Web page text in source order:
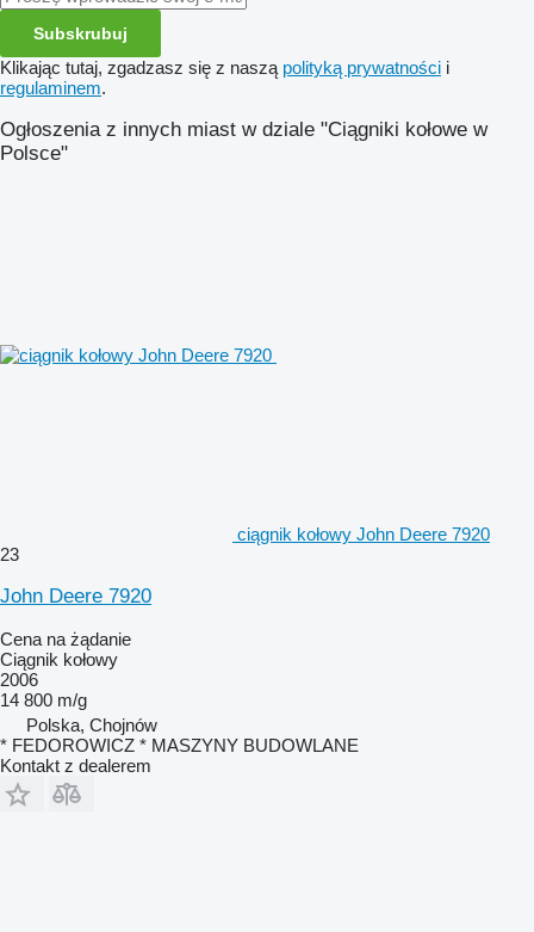
Subskrubuj
Klikając tutaj, zgadzasz się z naszą polityką prywatności i
regulaminem.
Ogłoszenia z innych miast w dziale "Ciągniki kołowe w
Polsce"
ciągnik kołowy John Deere 7920
23
John Deere 7920
Cena na żądanie
Ciągnik kołowy
2006
14 800 m/g
Polska, Chojnów
* FEDOROWICZ * MASZYNY BUDOWLANE
Kontakt z dealerem